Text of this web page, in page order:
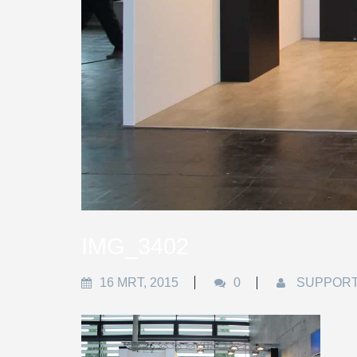
16 MRT, 2015 0